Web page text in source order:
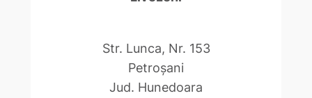
Str. Lunca, Nr. 153
Petroşani
Jud. Hunedoara